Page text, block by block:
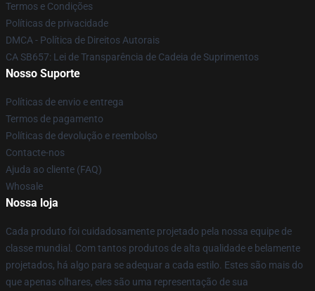
Termos e Condições
Políticas de privacidade
DMCA - Política de Direitos Autorais
CA SB657: Lei de Transparência de Cadeia de Suprimentos
Nosso Suporte
Políticas de envio e entrega
Termos de pagamento
Políticas de devolução e reembolso
Contacte-nos
Ajuda ao cliente (FAQ)
Whosale
Nossa loja
Cada produto foi cuidadosamente projetado pela nossa equipe de
classe mundial. Com tantos produtos de alta qualidade e belamente
projetados, há algo para se adequar a cada estilo. Estes são mais do
que apenas olhares, eles são uma representação de sua